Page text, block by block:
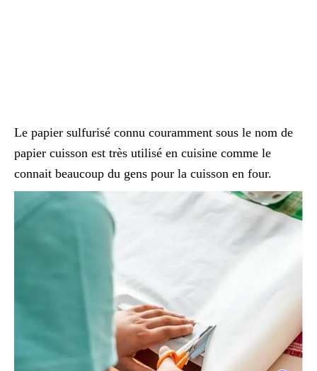
Le papier sulfurisé connu couramment sous le nom de
papier cuisson est très utilisé en cuisine comme le
connait beaucoup du gens pour la cuisson en four.